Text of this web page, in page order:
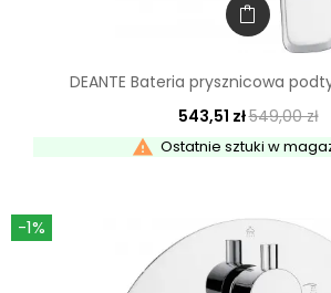
DEANTE Bateria prysznicowa
543,51 zł549,00 zł
 Ostatnie sztuki w
-1%